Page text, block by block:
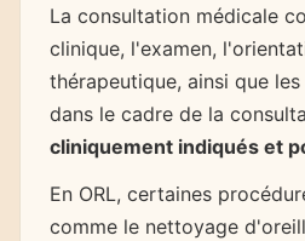
La consultation médicale
clinique, l'examen,
thérapeutique, ainsi que
dans le cadre de la
cliniquement indiqués et
En ORL, certaines
comme le nettoyage